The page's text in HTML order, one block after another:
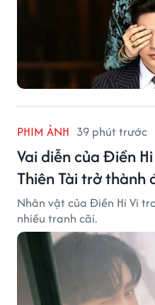
PHIM ẢNH 39 phút trước
Vai diễn của Điền
Thiên Tài trở thành
Nhân vật của Điền Hi Vi
nhiều tranh cãi.